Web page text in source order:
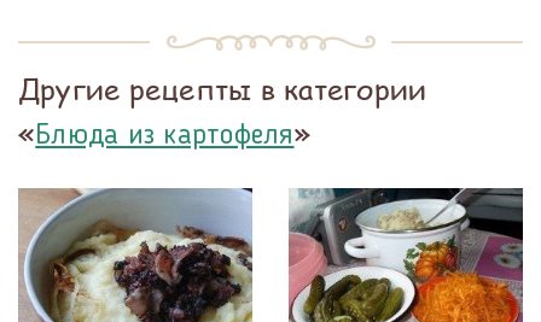
Другие рецепты в категории
«Блюда из картофеля»